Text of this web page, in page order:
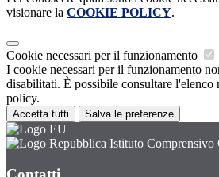
visionare la COOKIE POLICY.
Cookie necessari per il funzionamento
I cookie necessari per il funzionamento
disabilitati. È possibile consultare l'elenco
policy.
Accetta tutti Salva le preferenze
Istituto Comprensivo